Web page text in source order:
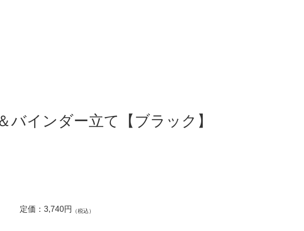
バインダー立て【ブラック】
定価： 3,740円 （税込）